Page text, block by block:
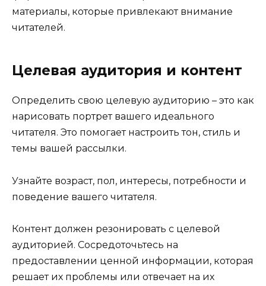
материалы, которые привлекают внимание
читателей.
Целевая аудитория и контент
Определить свою целевую аудиторию – это как
нарисовать портрет вашего идеального
читателя. Это помогает настроить тон, стиль и
темы вашей рассылки.
Узнайте возраст, пол, интересы, потребности и
поведение вашего читателя.
Контент должен резонировать с целевой
аудиторией. Сосредоточьтесь на
предоставлении ценной информации, которая
решает их проблемы или отвечает на их